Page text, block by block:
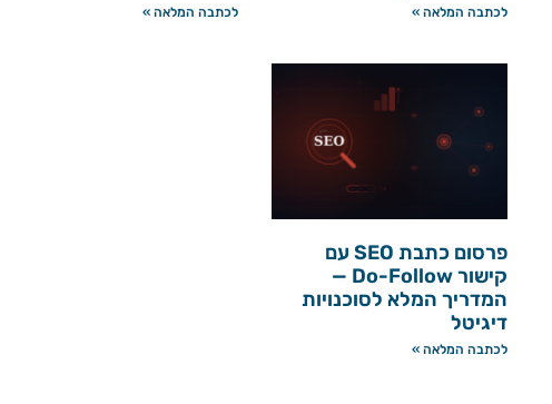
לכתבה המלאה » לכתבה המלאה »
פרסום כתבת SEO עם
קישור Do-Follow —
המדריך המלא לסוכנויות
דיגיטל
לכתבה המלאה »